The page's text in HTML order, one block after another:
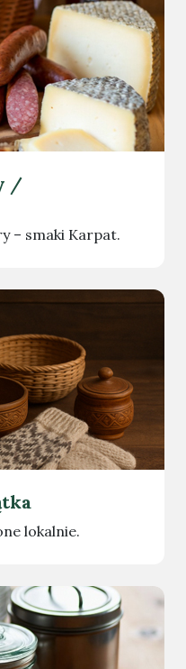
/
– smaki Karpat.
lokalnie.